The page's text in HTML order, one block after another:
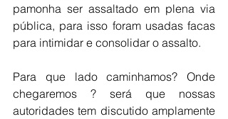
pamonha ser assaltado em plena via
pública, para isso foram usadas facas
para intimidar e consolidar o assalto.
Para que lado caminhamos? Onde
chegaremos ? será que nossas
autoridades tem discutido amplamente